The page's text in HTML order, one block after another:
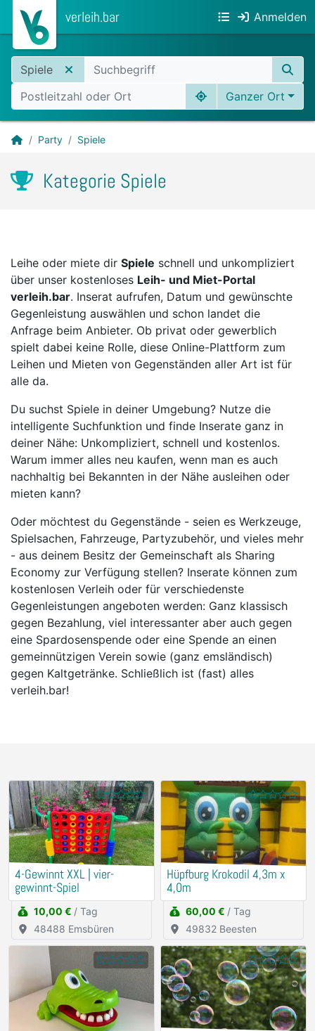
verleih.bar Anmelden
Spiele
Ganzer Ort
Party Spiele
Kategorie Spiele
Leihe oder miete dir Spiele schnell und unkompliziert
über unser kostenloses Leih- und Miet-Portal
verleih.bar. Inserat aufrufen, Datum und gewünschte
Gegenleistung auswählen und schon landet die
Anfrage beim Anbieter. Ob privat oder gewerblich
spielt dabei keine Rolle, diese Online-Plattform zum
Leihen und Mieten von Gegenständen aller Art ist für
alle da.
Du suchst Spiele in deiner Umgebung? Nutze die
intelligente Suchfunktion und finde Inserate ganz in
deiner Nähe: Unkompliziert, schnell und kostenlos.
Warum immer alles neu kaufen, wenn man es auch
nachhaltig bei Bekannten in der Nähe ausleihen oder
mieten kann?
Oder möchtest du Gegenstände - seien es Werkzeuge,
Spielsachen, Fahrzeuge, Partyzubehör, und vieles mehr
- aus deinem Besitz der Gemeinschaft als Sharing
Economy zur Verfügung stellen? Inserate können zum
kostenlosen Verleih oder für verschiedenste
Gegenleistungen angeboten werden: Ganz klassisch
gegen Bezahlung, viel interessanter aber auch gegen
eine Spardosenspende oder eine Spende an einen
gemeinnützigen Verein sowie (ganz emsländisch)
gegen Kaltgetränke. Schließlich ist (fast) alles
verleih.bar!
4-Gewinnt XXL | vier-
gewinnt-Spiel
10,00 € / Tag
48488 Emsbüren
Hüpfburg Krokodil 4,3m x
4,0m
60,00 € / Tag
49832 Beesten